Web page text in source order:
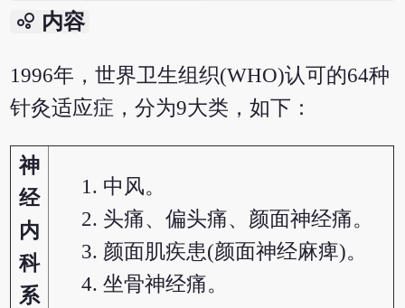
bubble_chart 内容
1996年，世界卫生组织(WHO)认可的64种
针灸适应症，分为9大类，如下：
神
经
内
科
系
中风。
头痛、偏头痛、颜面神经痛。
颜面肌疾患(颜面神经麻痺)。
坐骨神经痛。